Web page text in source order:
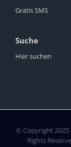
Gratis SMS
Suche
Hier suchen
© Copyright 2025
Rights